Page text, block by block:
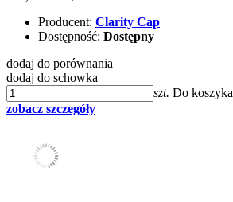
Producent: Clarity Cap
Dostępność: Dostępny
dodaj do porównania
dodaj do schowka
szt. Do koszyka
zobacz szczegóły